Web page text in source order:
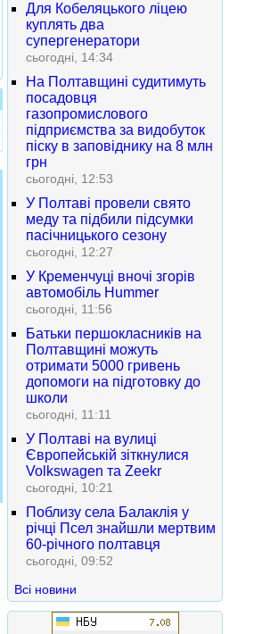
Для Кобеляцького ліцею
куплять два
супергенератори
сьогодні, 14:34
На Полтавщині судитимуть
посадовця
газопромислового
підприємства за видобуток
піску в заповіднику на 8 млн
грн
сьогодні, 12:53
У Полтаві провели свято
меду та підбили підсумки
пасічницького сезону
сьогодні, 12:27
У Кременчуці вночі згорів
автомобіль Hummer
сьогодні, 11:56
Батьки першокласників на
Полтавщині можуть
отримати 5000 гривень
допомоги на підготовку до
школи
сьогодні, 11:11
У Полтаві на вулиці
Європейській зіткнулися
Volkswagen та Zeekr
сьогодні, 10:21
Поблизу села Балаклія у
річці Псел знайшли мертвим
60-річного полтавця
сьогодні, 09:52
Всі новини